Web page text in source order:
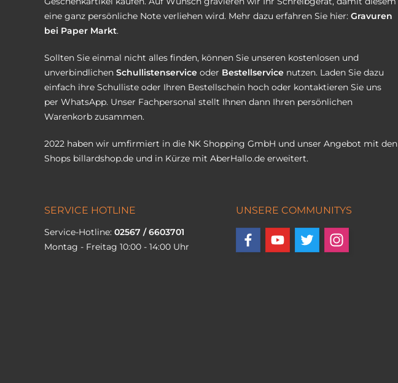
eine ganz persönliche Note verliehen wird. Mehr dazu erfahren Sie hier: Gravuren
bei Paper Markt.
Sollten Sie einmal nicht alles finden, können Sie unseren kostenlosen und
unverbindlichen Schullistenservice oder Bestellservice nutzen. Laden Sie dazu
einfach ihre Schulliste oder Ihren Bestellschein hoch oder kontaktieren Sie uns
per WhatsApp. Unser Fachpersonal stellt Ihnen dann Ihren persönlichen
Warenkorb zusammen.
2022 haben wir umfirmiert in die NK Shopping GmbH und unser Angebot mit den
Shops billardshop.de und in Kürze mit AberHallo.de erweitert.
SERVICE HOTLINE
Service-Hotline: 02567 / 6603701
Montag - Freitag 10:00 - 14:00 Uhr
UNSERE COMMUNITYS